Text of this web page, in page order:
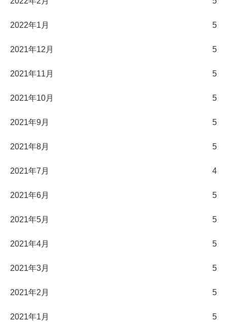
2022年1月 5
2021年12月 5
2021年11月 5
2021年10月 5
2021年9月 5
2021年8月 5
2021年7月 4
2021年6月 5
2021年5月 5
2021年4月 5
2021年3月 5
2021年2月 5
2021年1月 5